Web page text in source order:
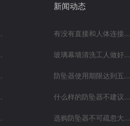
新闻动态
有没有直接和人体连接...
玻璃幕墙清洗工人做好...
防坠器使用期限达到五...
什么样的防坠器不建议...
选购防坠器不可疏忽大...